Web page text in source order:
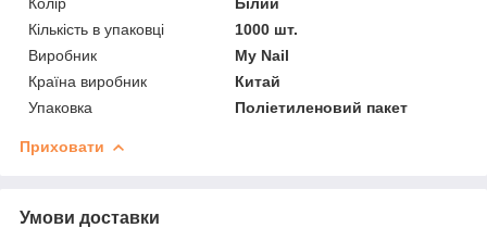
Кількість в упаковці
1000 шт.
Виробник
My Nail
Країна виробник
Китай
Упаковка
Поліетиленовий пакет
Приховати
Умови доставки